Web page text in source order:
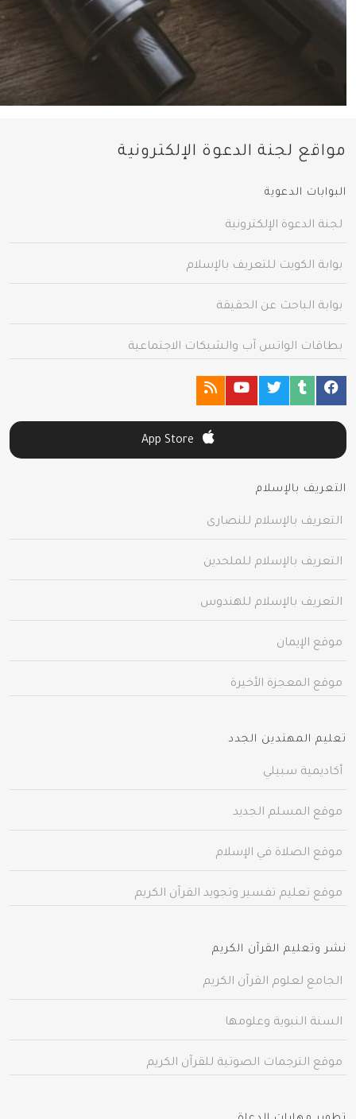
مواقع لجنة الدعوة الإلكترونية
البوابات الدعوية
لجنة الدعوة الإلكترونية
بوابة الكويت للتعريف بالإسلام
بوابة الباحث عن الحقيقة
بطاقات الواتس آب والشبكات الاجتماعية
التعريف بالإسلام
التعريف بالإسلام للنصارى
التعريف بالإسلام للملحدين
التعريف بالإسلام للهندوس
موقع الإيمان
موقع المعجزة الأخيرة
تعليم المهتدين الجدد
أكاديمية سبيلي
موقع المسلم الجديد
موقع الصلاة في الإسلام
موقع تعليم تفسير وتجويد القرآن الكريم
نشر وتعليم القرآن الكريم
الجامع لعلوم القرآن الكريم
السنة النبوية وعلومها
موقع الترجمات الصوتية للقرآن الكريم